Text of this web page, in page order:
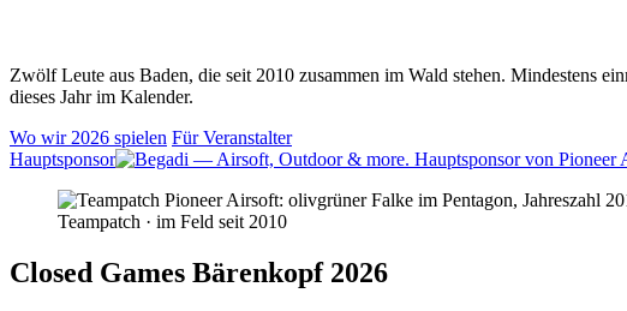
Zwölf Leute aus Baden, die seit 2010 zusammen im Wald stehen. Mindestens
dieses Jahr im Kalender.
Wo wir 2026 spielen Für Veranstalter
Hauptsponsor
Teampatch · im Feld seit 2010
Closed Games Bärenkopf 2026